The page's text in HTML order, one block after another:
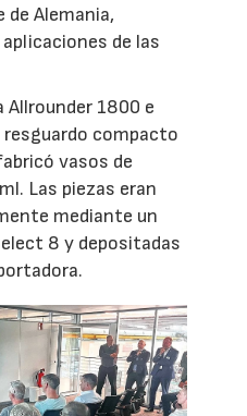
Alemania,
de las
Allrounder 1800 e
resguardo compacto
vasos de
Las piezas eran
mediante un
8 y depositadas